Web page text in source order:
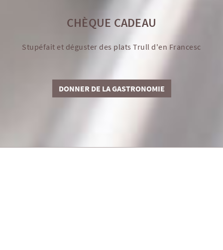
CHÈQUE CADEAU
Stupéfait et déguster des plats Trull d'en Francesc
DONNER DE LA GASTRONOMIE